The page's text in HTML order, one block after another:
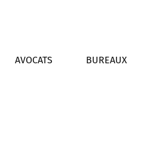
AVOCATS BUREAUX